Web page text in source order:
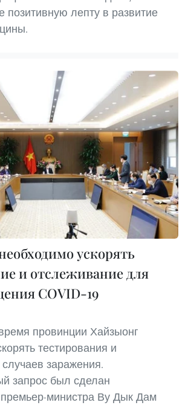
позитивную лепту в развитие
ускорять
и отслеживание для
COVID-19
провинции Хайзыонг
тестирования и
заражения.
запрос был сделан
министра Ву Дык Дам